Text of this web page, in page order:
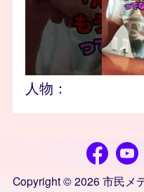
人物：
Copyright © 2026 市民メ